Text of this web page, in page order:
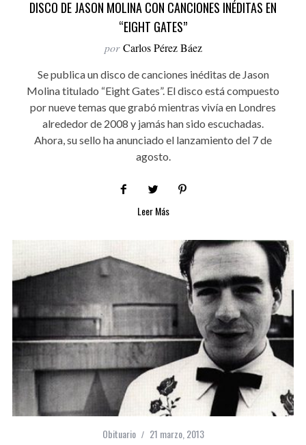
DISCO DE JASON MOLINA CON CANCIONES INÉDITAS EN
“EIGHT GATES”
por Carlos Pérez Báez
Se publica un disco de canciones inéditas de Jason
Molina titulado “Eight Gates”. El disco está compuesto
por nueve temas que grabó mientras vivía en Londres
alrededor de 2008 y jamás han sido escuchadas.
Ahora, su sello ha anunciado el lanzamiento del 7 de
agosto.
Leer Más
Obituario 21 marzo, 2013